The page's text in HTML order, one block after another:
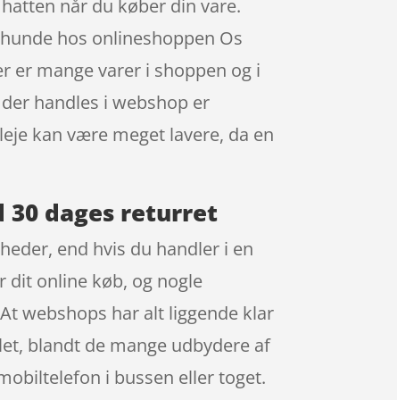
når du køber din vare.
hos onlineshoppen Os
er mange varer i shoppen og i
handles i webshop er
kan være meget lavere, da en
30 dages returret
end hvis du handler i en
dit online køb, og nogle
webshops har alt liggende klar
blandt de mange udbydere af
i bussen eller toget.